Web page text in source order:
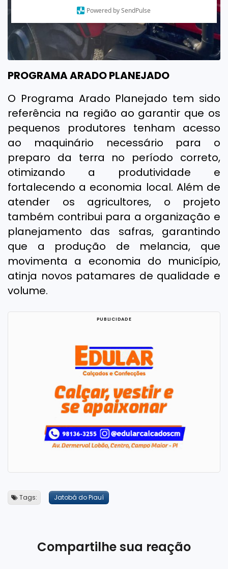
Powered by SendPulse
PROGRAMA ARADO PLANEJADO
O Programa Arado Planejado tem sido
referência na região ao garantir que os
pequenos produtores tenham acesso
ao maquinário necessário para o
preparo da terra no período correto,
otimizando a produtividade e
fortalecendo a economia local. Além de
atender os agricultores, o projeto
também contribui para a organização e
planejamento das safras, garantindo
que a produção de melancia, que
movimenta a economia do município,
atinja novos patamares de qualidade e
volume.
Tags: Jatobá do Piauí
Compartilhe sua reação